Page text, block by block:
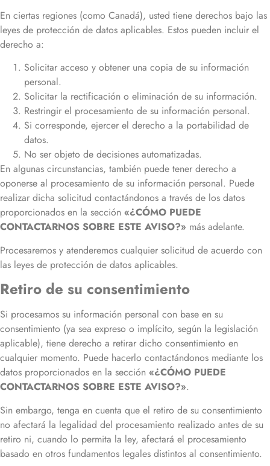
En ciertas regiones (como Canadá), usted tiene derechos bajo las
leyes de protección de datos aplicables. Estos pueden incluir el
derecho a:
Solicitar acceso y obtener una copia de su información
personal.
Solicitar la rectificación o eliminación de su información.
Restringir el procesamiento de su información personal.
Si corresponde, ejercer el derecho a la portabilidad de
datos.
No ser objeto de decisiones automatizadas.
En algunas circunstancias, también puede tener derecho a
oponerse al procesamiento de su información personal. Puede
realizar dicha solicitud contactándonos a través de los datos
proporcionados en la sección «¿CÓMO PUEDE
CONTACTARNOS SOBRE ESTE AVISO?» más adelante.
Procesaremos y atenderemos cualquier solicitud de acuerdo con
las leyes de protección de datos aplicables.
Retiro de su consentimiento
Si procesamos su información personal con base en su
consentimiento (ya sea expreso o implícito, según la legislación
aplicable), tiene derecho a retirar dicho consentimiento en
cualquier momento. Puede hacerlo contactándonos mediante los
datos proporcionados en la sección «¿CÓMO PUEDE
CONTACTARNOS SOBRE ESTE AVISO?».
Sin embargo, tenga en cuenta que el retiro de su consentimiento
no afectará la legalidad del procesamiento realizado antes de su
retiro ni, cuando lo permita la ley, afectará el procesamiento
basado en otros fundamentos legales distintos al consentimiento.